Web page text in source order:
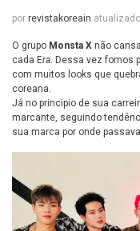
por revistakoreain
O grupo Monsta X não
cada Era. Dessa vez fomos
com muitos looks que
coreana.
Já no principio de sua
marcante, seguindo
sua marca por onde